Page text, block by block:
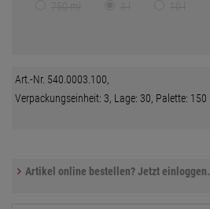
Art.-Nr. 540.0003.100,
Verpackungseinheit: 3, Lage: 30, Palette: 150
Artikel online bestellen? Jetzt einloggen.